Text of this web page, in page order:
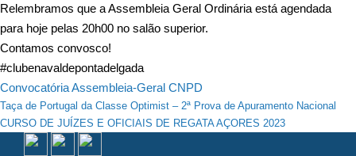
Relembramos que a Assembleia Geral Ordinária está agendada
para hoje pelas 20h00 no salão superior.
Contamos convosco!
#clubenavaldepontadelgada
Convocatória Assembleia-Geral CNPD
Navegação
de
Taça de Portugal da Classe Optimist – 2ª Prova de Apuramento Nacional
CURSO DE JUÍZES E OFICIAIS DE REGATA AÇORES 2023